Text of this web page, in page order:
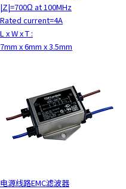
|Z|=700Ω at 100MHz
Rated current=4A
L x W x T :
7mm x 6mm x 3.5mm
电源线路EMC滤波器